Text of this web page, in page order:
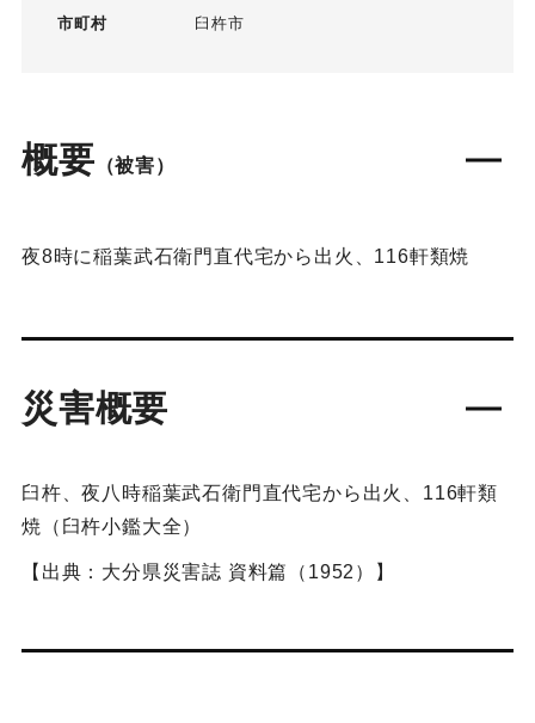
市町村 臼杵市
概要 （被害）
夜8時に稲葉武石衛門直代宅から出火、116軒類焼
災害概要
臼杵、夜八時稲葉武石衛門直代宅から出火、116軒類
焼（臼杵小鑑大全）
【出典：大分県災害誌 資料篇（1952）】